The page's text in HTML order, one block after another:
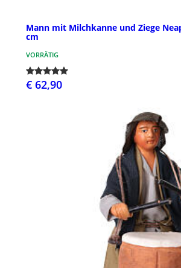
Mann mit Milchkanne und Ziege
cm
VORRÄTIG
€ 62,90